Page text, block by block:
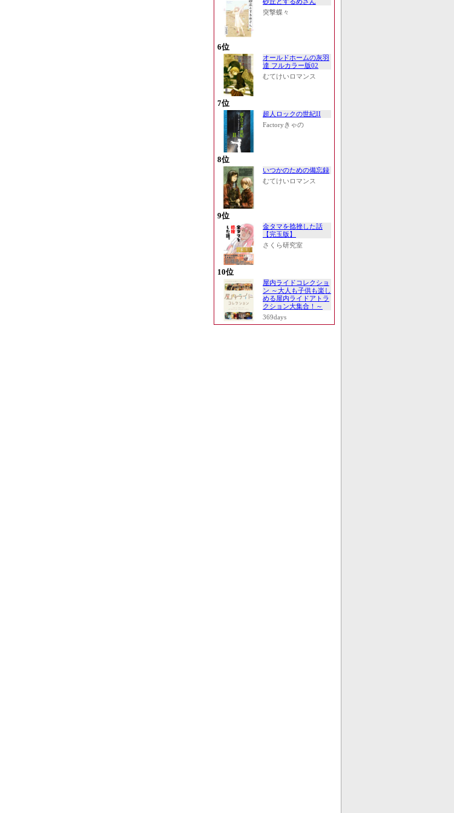
砂丘とするめさん
突撃蝶々
6位
オールドホームの灰羽
達 フルカラー版02
むてけいロマンス
7位
超人ロックの世紀II
Factoryきゃの
8位
いつかのための備忘録
むてけいロマンス
9位
金タマを捻挫した話
【完玉版】
さくら研究室
10位
屋内ライドコレクショ
ン ～大人も子供も楽し
める屋内ライドアトラ
クション大集合！～
369days